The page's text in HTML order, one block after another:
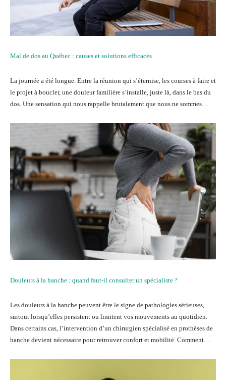
Mal de dos au Québec : causes et solutions efficaces
La journée a été longue. Entre la réunion qui s’éternise, les courses à faire et
le projet à boucler, une douleur familière s’installe, juste là, dans le bas du
dos. Une sensation qui nous rappelle brutalement que nous ne sommes…
Douleurs à la hanche : quand faut-il consulter un spécialiste ?
Les douleurs à la hanche peuvent être le signe de pathologies sérieuses,
surtout lorsqu’elles persistent ou limitent vos mouvements au quotidien.
Dans certains cas, l’intervention d’un chirurgien spécialisé en prothèses de
hanche devient nécessaire pour retrouver confort et mobilité. Comment…